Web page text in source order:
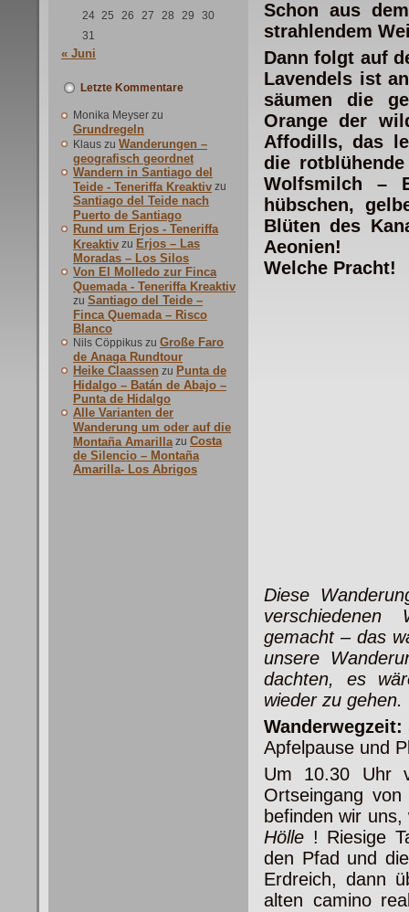
24 25 26 27 28 29
30
31
« Juni
Letzte Kommentare
Monika Meyser zu
Grundregeln
Klaus zu Wanderungen –
geografisch geordnet
Wandern in Santiago del
Teide - Teneriffa Kreaktiv zu
Santiago del Teide nach
Puerto de Santiago
Rund um Erjos - Teneriffa
Kreaktiv zu Erjos – Las
Moradas – Los Silos
Von El Molledo zur Finca
Quemada - Teneriffa Kreaktiv
zu Santiago del Teide –
Finca Quemada – Risco
Blanco
Nils Cöppikus zu Große Faro
de Anaga Rundtour
Heike Claassen zu Punta de
Hidalgo – Batán de Abajo –
Punta de Hidalgo
Alle Varianten der
Wanderung um oder auf die
Montaña Amarilla zu Costa
de Silencio – Montaña
Amarilla- Los Abrigos
Schon aus
strahlendem
Dann folgt auf
Lavendels ist
säumen die
Orange der
Affodills, das
die
Wolfsmilch –
hübschen,
Blüten des
Aeonien!
Welche Pracht!
Diese
verschiedenen
gemacht – das
unsere
dachten, es
wieder zu gehen.
Wanderwegzeit:
Apfelpause und
Um 10.30 Uhr
Ortseingang
befinden wir
Hölle ! Riesige
den Pfad und
Erdreich, dann
alten camino